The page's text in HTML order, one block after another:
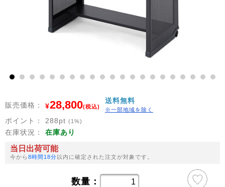
10 11 12 13 14 15 16 17 18 19 20
販売価格： ¥28,800(税込)
送料無料
※一部地域を除く
ポイント： 288pt (1%)
在庫状況： 在庫あり
当日出荷可能
今から8時間18分以内に確定された注文が対象です。
数量：